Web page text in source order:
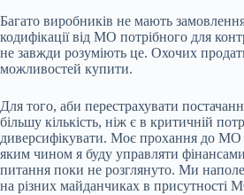
Багато виробників не мають
кодифікації від МО потрібного для
не завжди розуміють це. Охочих
можливостей купити.
Для того, аби перестрахувати
більшу кількість, ніж є в критичній
диверсифікувати. Моє прохання до МО
яким чином я буду управляти
питання поки не розглянуто. Ми
на різних майданчиках в присутності